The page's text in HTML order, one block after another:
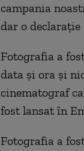
campania
dar o
Fotografia a
data şi ora și
cinematograf
fost lansat în
Fotografia a